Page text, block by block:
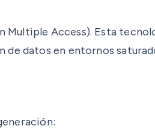
Access). Esta
de datos en entornos